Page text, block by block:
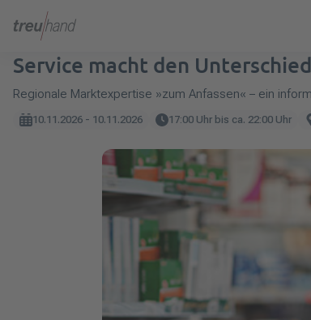
Service macht den Unterschied
Regionale Marktexpertise »zum Anfassen« – ein
10.11.2026 - 10.11.2026 17:00 Uhr bis ca. 22:00 Uhr